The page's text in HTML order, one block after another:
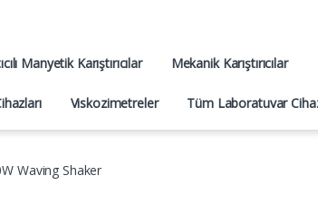
Manyetik Karıştırıcılar Mekanik Karıştırıcılar
Viskozimetreler Tüm Laboratuvar
Waving Shaker